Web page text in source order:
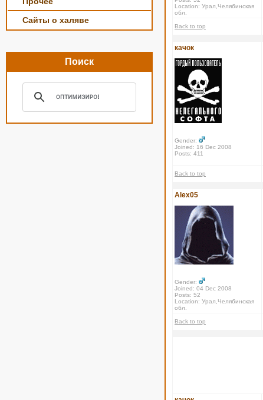
Сайты о халяве
Поиск
Location: Урал,Челябинская
обл.
Back to top
качок
Gender:
Joined: 16 Dec 2008
Posts: 411
Back to top
Alex05
Gender:
Joined: 04 Dec 2008
Posts: 52
Location: Урал,Челябинская
обл.
Back to top